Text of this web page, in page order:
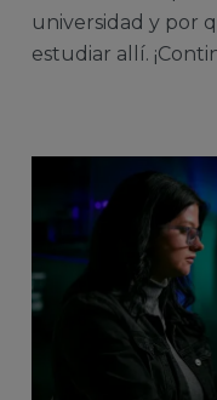
universidad y por
estudiar allí.